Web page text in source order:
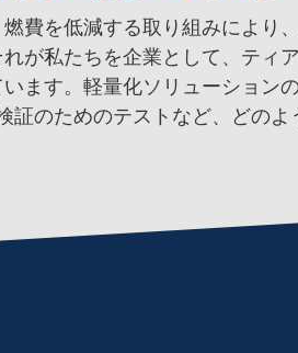
費を低減する取り組みにより
が私たちを企業として、ティ
ます。軽量化ソリューション
のためのテストなど、どのよ